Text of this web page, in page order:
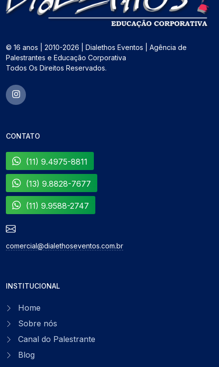
© 16 anos | 2010-2026 | Dialethos Eventos | Agência de
Palestrantes e Educação Corporativa
Todos Os Direitos Reservados.
CONTATO
(11) 9.4975-8811
(13) 9.8828-7677
(11) 9.9588-2747
comercial@dialethoseventos.com.br
INSTITUCIONAL
Home
Sobre nós
Canal do Palestrante
Blog